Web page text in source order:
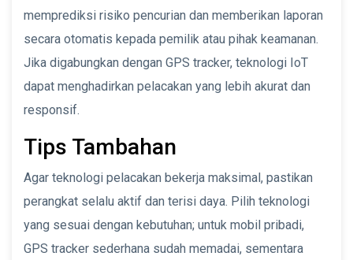
memprediksi risiko pencurian dan memberikan laporan
secara otomatis kepada pemilik atau pihak keamanan.
Jika digabungkan dengan GPS tracker, teknologi IoT
dapat menghadirkan pelacakan yang lebih akurat dan
responsif.
Tips Tambahan
Agar teknologi pelacakan bekerja maksimal, pastikan
perangkat selalu aktif dan terisi daya. Pilih teknologi
yang sesuai dengan kebutuhan; untuk mobil pribadi,
GPS tracker sederhana sudah memadai, sementara